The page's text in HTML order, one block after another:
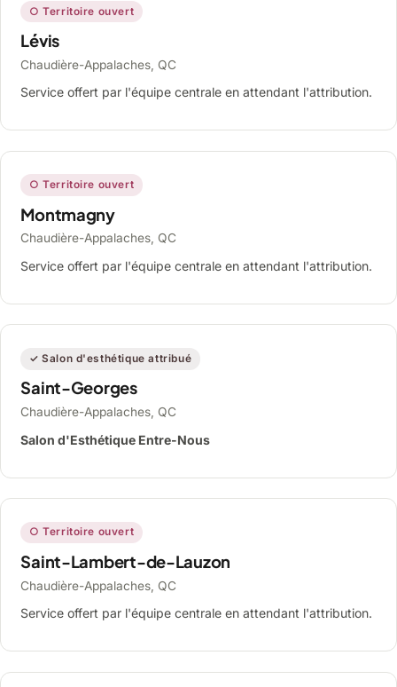
○ Territoire ouvert
Lévis
Chaudière-Appalaches, QC
Service offert par l'équipe centrale en attendant l'attribution.
○ Territoire ouvert
Montmagny
Chaudière-Appalaches, QC
Service offert par l'équipe centrale en attendant l'attribution.
✓ Salon d'esthétique attribué
Saint-Georges
Chaudière-Appalaches, QC
Salon d'Esthétique Entre-Nous
○ Territoire ouvert
Saint-Lambert-de-Lauzon
Chaudière-Appalaches, QC
Service offert par l'équipe centrale en attendant l'attribution.